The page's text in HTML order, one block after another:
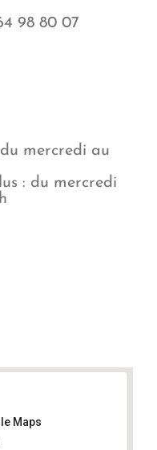
98 80 07
mercredi au
: du mercredi
Milly-la-Forêt
Maps